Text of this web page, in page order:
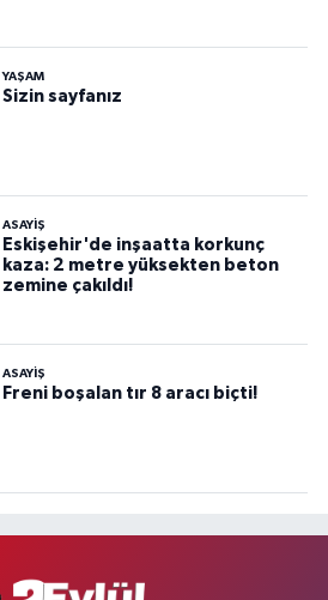
YAŞAM
Sizin sayfanız
ASAYİŞ
Eskişehir'de inşaatta korkunç
kaza: 2 metre yüksekten beton
zemine çakıldı!
ASAYİŞ
Freni boşalan tır 8 aracı biçti!